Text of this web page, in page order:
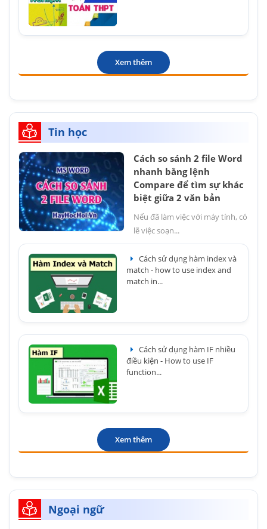
Xem thêm
Tin học
Cách so sánh 2 file Word
nhanh bằng lệnh
Compare để tìm sự khác
biệt giữa 2 văn bản
Nếu đã làm việc với máy tính, có
lẽ việc soạn...
Cách sử dụng hàm index và
match - how to use index and
match in...
Cách sử dụng hàm IF nhiều
điều kiện - How to use IF
function...
Xem thêm
Ngoại ngữ